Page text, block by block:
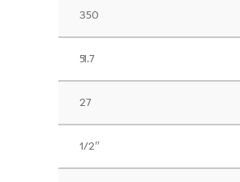
350
51.7
27
1/2″